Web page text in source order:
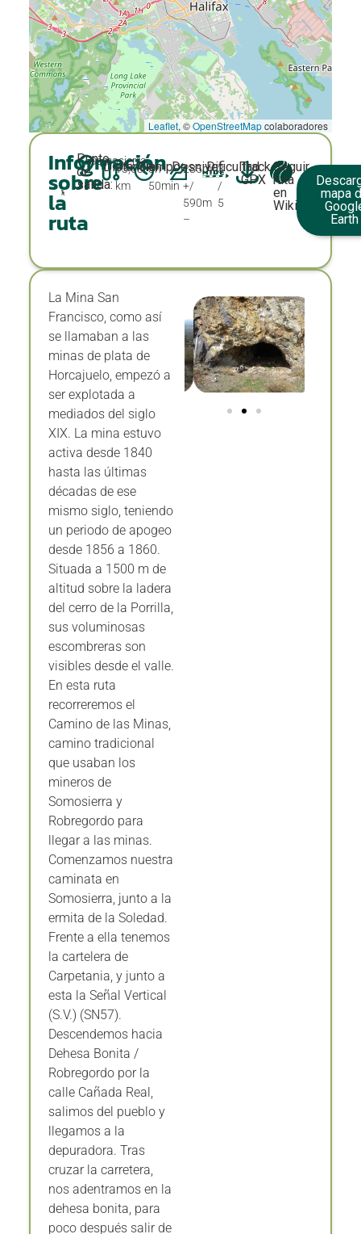
Leaflet, ©OpenStreetMapcolaboradores
Información
sobre
la
ruta
Punto
de
salida:
Somosierra
Distancia:
13,58
km
Tiempo:
3h
50min
Desnivel:
285m
+/
590m
Dificultad:
3
/
5
Track
GPX
Seguir
ruta
en
Wikiloc
mapa
Earth
La Mina San
Francisco, como así
se llamaban a las
minas de plata de
Horcajuelo, empezó a
ser explotada a
mediados del siglo
XIX. La mina estuvo
activa desde 1840
hasta las últimas
décadas de ese
mismo siglo, teniendo
un periodo de apogeo
desde 1856 a 1860.
Situada a 1500 m de
altitud sobre la ladera
del cerro de la Porrilla,
sus voluminosas
escombreras son
visibles desde el valle.
En esta ruta
recorreremos el
Camino de las Minas,
camino tradicional
que usaban los
mineros de
Somosierra y
Robregordo para
llegar a las minas.
Comenzamos nuestra
caminata en
Somosierra, junto a la
ermita de la Soledad.
Frente a ella tenemos
la cartelera de
Carpetania, y junto a
esta la Señal Vertical
(S.V.) (SN57).
Descendemos hacia
Dehesa Bonita /
Robregordo por la
calle Cañada Real,
salimos del pueblo y
llegamos a la
depuradora. Tras
cruzar la carretera,
nos adentramos en la
dehesa bonita, para
poco después salir de